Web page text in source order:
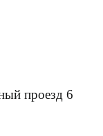
проезд 6